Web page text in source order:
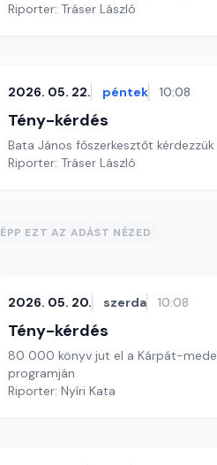
Riporter: Tráser László
2026. 05. 22. péntek 10:08
Tény-kérdés
Bata János főszerkesztőt
Riporter: Tráser László
ÉPP EZT AZ ADÁST NÉZED
2026. 05. 20. szerda 10:08
Tény-kérdés
80 000 könyv jut el a Kárpát-
programján
Riporter: Nyíri Kata